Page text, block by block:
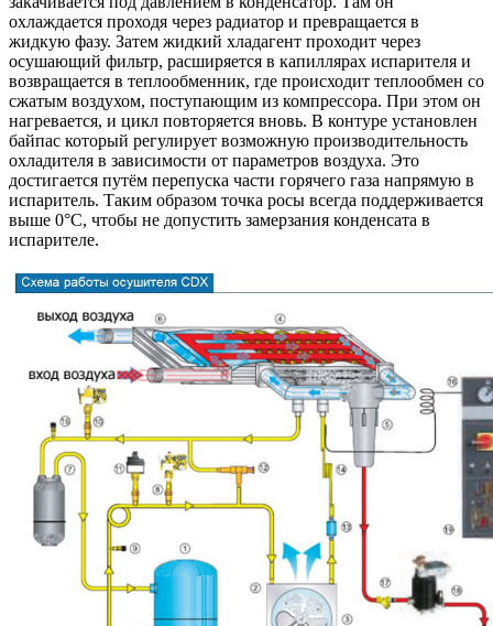
охлаждается проходя через радиатор и превращается в
жидкую фазу. Затем жидкий хладагент проходит через
осушающий фильтр, расширяется в капиллярах испарителя и
возвращается в теплообменник, где происходит теплообмен со
сжатым воздухом, поступающим из компрессора. При этом он
нагревается, и цикл повторяется вновь. В контуре установлен
байпас который регулирует возможную производительность
охладителя в зависимости от параметров воздуха. Это
достигается путём перепуска части горячего газа напрямую в
испаритель. Таким образом точка росы всегда поддерживается
выше 0°С, чтобы не допустить замерзания конденсата в
испарителе.